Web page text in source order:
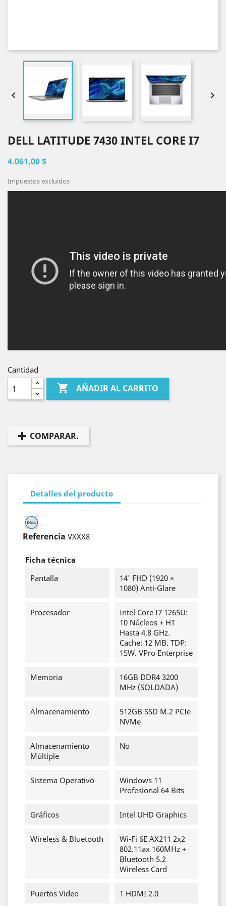
 
DELL LATITUDE 7430 INTEL CORE I7
4.061,00 $
Impuestos excluidos
Cantidad
 AÑADIR AL CARRITO
COMPARAR.
Detalles del producto
Referencia VXXX8
Ficha técnica
Pantalla
14' FHD (1920 ×
1080) Anti-Glare
Procesador
Intel Core I7 1265U:
10 Núcleos + HT
Hasta 4,8 GHz.
Cache: 12 MB. TDP:
15W. VPro Enterprise
Memoria
16GB DDR4 3200
MHz (SOLDADA)
Almacenamiento
512GB SSD M.2 PCIe
NVMe
Almacenamiento
Múltiple
No
Sistema Operativo
Windows 11
Profesional 64 Bits
Gráficos Intel UHD Graphics
Wireless & Bluetooth
Wi-Fi 6E AX211 2x2
802.11ax 160MHz +
Bluetooth 5.2
Wireless Card
Puertos Video 1 HDMI 2.0